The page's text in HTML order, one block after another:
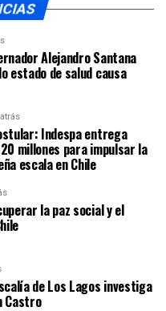
Alejandro Santana
estado de salud causa
Indespa entrega
millones para impulsar la
escala en Chile
la paz social y el
de Los Lagos investiga
Castro